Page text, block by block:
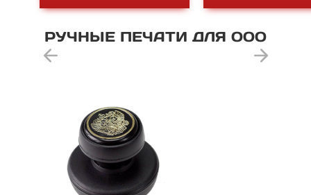
РУЧНЫЕ ПЕЧАТИ ДЛЯ ООО